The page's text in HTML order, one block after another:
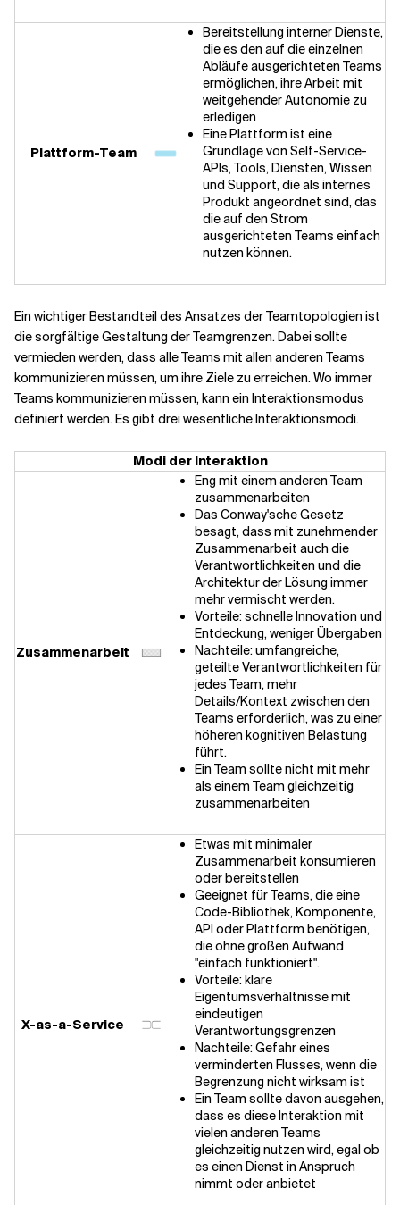
Plattform-Team
Bereitstellung interner Dienste,
die es den auf die einzelnen
Abläufe ausgerichteten Teams
ermöglichen, ihre Arbeit mit
weitgehender Autonomie zu
erledigen
Eine Plattform ist eine
Grundlage von Self-Service-
APIs, Tools, Diensten, Wissen
und Support, die als internes
Produkt angeordnet sind, das
die auf den Strom
ausgerichteten Teams einfach
nutzen können.
Ein wichtiger Bestandteil des Ansatzes der Teamtopologien ist
die sorgfältige Gestaltung der Teamgrenzen. Dabei sollte
vermieden werden, dass alle Teams mit allen anderen Teams
kommunizieren müssen, um ihre Ziele zu erreichen. Wo immer
Teams kommunizieren müssen, kann ein Interaktionsmodus
definiert werden. Es gibt drei wesentliche Interaktionsmodi.
Modi der Interaktion
Zusammenarbeit
Eng mit einem anderen Team
zusammenarbeiten
Das Conway'sche Gesetz
besagt, dass mit zunehmender
Zusammenarbeit auch die
Verantwortlichkeiten und die
Architektur der Lösung immer
mehr vermischt werden.
Vorteile: schnelle Innovation und
Entdeckung, weniger Übergaben
Nachteile: umfangreiche,
geteilte Verantwortlichkeiten für
jedes Team, mehr
Details/Kontext zwischen den
Teams erforderlich, was zu einer
höheren kognitiven Belastung
führt.
Ein Team sollte nicht mit mehr
als einem Team gleichzeitig
zusammenarbeiten
X-as-a-Service
Etwas mit minimaler
Zusammenarbeit konsumieren
oder bereitstellen
Geeignet für Teams, die eine
Code-Bibliothek, Komponente,
API oder Plattform benötigen,
die ohne großen Aufwand
"einfach funktioniert".
Vorteile: klare
Eigentumsverhältnisse mit
eindeutigen
Verantwortungsgrenzen
Nachteile: Gefahr eines
verminderten Flusses, wenn die
Begrenzung nicht wirksam ist
Ein Team sollte davon ausgehen,
dass es diese Interaktion mit
vielen anderen Teams
gleichzeitig nutzen wird, egal ob
es einen Dienst in Anspruch
nimmt oder anbietet